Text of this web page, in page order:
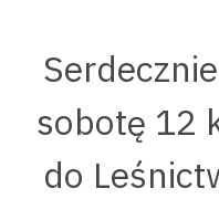
sobotę 12
do